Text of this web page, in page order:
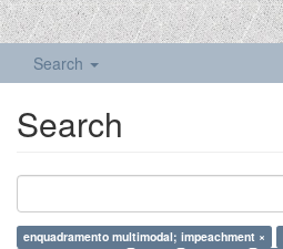
Search
Search
enquadramento multimodal; impeachment ×